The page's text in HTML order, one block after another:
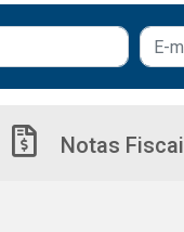
Notas